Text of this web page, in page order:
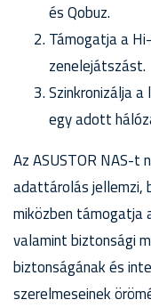
és Qobuz.
Támogatja a
zenelejátszást.
Szinkronizálja
egy adott
Az ASUSTOR NAS-t
adattárolás jellemzi,
miközben támogatja
valamint biztonsági
biztonságának és
szerelmeseinek